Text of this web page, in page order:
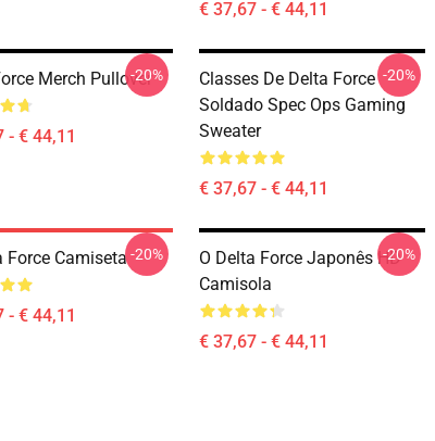
€ 37,67 - € 44,11
Merch Pullover
- € 44,11
-20%
Classes De Delta Force
Soldado Spec Ops Gaming
Sweater
€ 37,67 - € 44,11
-20%
Force Camiseta
- € 44,11
-20%
O Delta Force Japonês HD
Camisola
€ 37,67 - € 44,11
-20%